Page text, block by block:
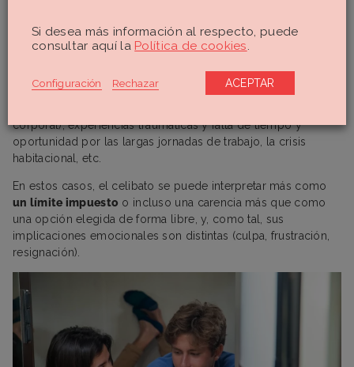
o rebeldía,
sino como una reacción
. No todo celibato es
reivindicado. En muchos casos, la ausencia de relaciones es
(digitalización de las
relaciones,dificultad para socializar cara a cara
corporal), experiencias traumáticas y falta de tiempo y
oportunidad por las largas jornadas de trabajo, la crisis
habitacional, etc.
En estos casos, el celibato se puede interpretar más como
un límite impuesto o incluso una carencia más que como
una opción elegida de forma libre, y, como tal, sus
implicaciones emocionales son distintas (culpa, frustración,
resignación).
Si desea más información al respecto, puede
consultar aquí la Política de cookies
Configuración Rechazar ACEPTAR